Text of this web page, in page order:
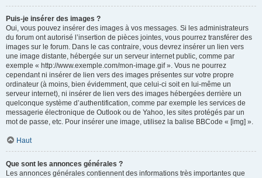
Puis-je insérer des images ?
Oui, vous pouvez insérer des images à vos messages. Si les administrateurs
du forum ont autorisé l’insertion de pièces jointes, vous pourrez transférer des
images sur le forum. Dans le cas contraire, vous devrez insérer un lien vers
une image distante, hébergée sur un serveur internet public, comme par
exemple « http://www.exemple.com/mon-image.gif ». Vous ne pourrez
cependant ni insérer de lien vers des images présentes sur votre propre
ordinateur (à moins, bien évidemment, que celui-ci soit en lui-même un
serveur internet), ni insérer de lien vers des images hébergées derrière un
quelconque système d’authentification, comme par exemple les services de
messagerie électronique de Outlook ou de Yahoo, les sites protégés par un
mot de passe, etc. Pour insérer une image, utilisez la balise BBCode « [img] ».
Haut
Que sont les annonces générales ?
Les annonces générales contiennent des informations très importantes que